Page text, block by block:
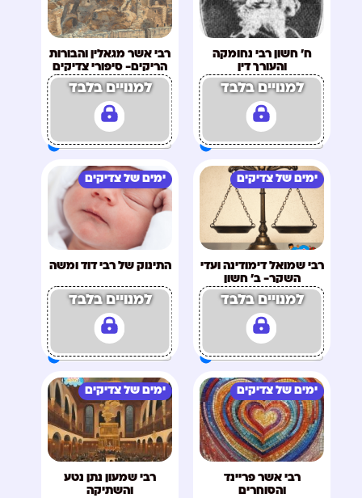
ח' חשון רבי נחומקה
והעורך דין
למנויים בלבד
רבי אשר מגאלין והבורות
הריקים- סיפורי צדיקים
ח' כסליו
למנויים בלבד
ימים של צדיקים
רבי שמואל דימודינה ועדי
השקר- ב' חשון
למנויים בלבד
ימים של צדיקים
התינוק של רבי דוד ומשה
למנויים בלבד
ימים של צדיקים
רבי אשר פריינד
והסוחרים
ימים של צדיקים
רבי שמעון נתן נטע
והשתיקה